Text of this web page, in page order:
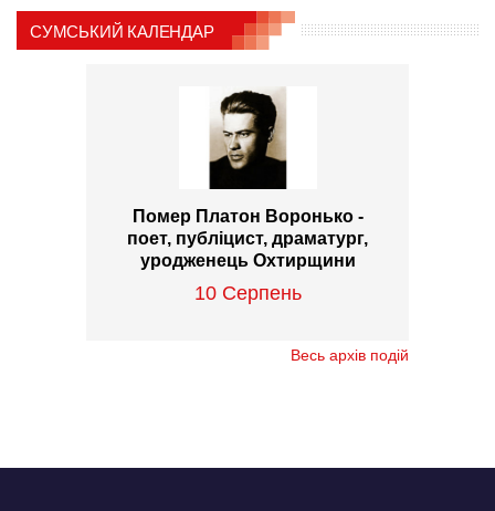
СУМСЬКИЙ КАЛЕНДАР
Помер Платон Воронько -
поет, публіцист, драматург,
уродженець Охтирщини
10 Серпень
Весь архів подій